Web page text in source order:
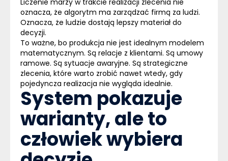
Liczenie marży w trakcie realizacji zlecenia nie
oznacza, że algorytm ma zarządzać firmą za ludzi.
Oznacza, że ludzie dostają lepszy materiał do
decyzji.
To ważne, bo produkcja nie jest idealnym modelem
matematycznym. Są relacje z klientami. Są umowy
ramowe. Są sytuacje awaryjne. Są strategiczne
zlecenia, które warto zrobić nawet wtedy, gdy
pojedyncza realizacja nie wygląda idealnie.
System pokazuje
warianty, ale to
człowiek wybiera